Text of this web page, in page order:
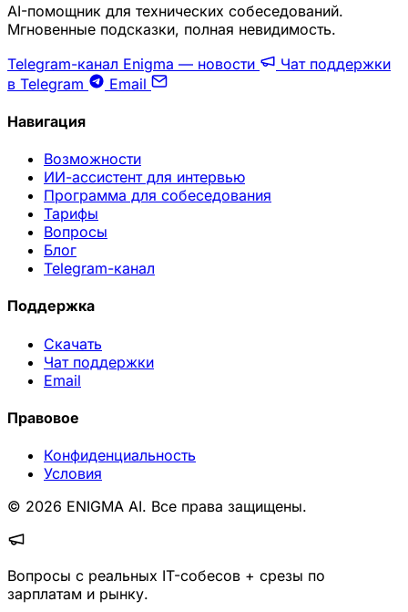
AI-помощник для технических собеседований.
Мгновенные подсказки, полная невидимость.
Telegram-канал Enigma — новости
Чат поддержки
в Telegram
Email
Навигация
Возможности
ИИ-ассистент для интервью
Программа для собеседования
Тарифы
Вопросы
Блог
Telegram-канал
Поддержка
Скачать
Чат поддержки
Email
Правовое
Конфиденциальность
Условия
© 2026 ENIGMA AI. Все права защищены.
Вопросы с реальных IT-собесов + срезы по
зарплатам и рынку.